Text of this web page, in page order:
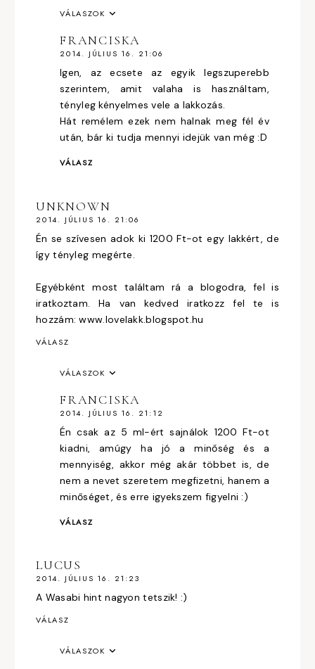
VÁLASZOK
FRANCISKA
2014. JÚLIUS 16. 21:06
Igen, az ecsete az egyik legszuperebb
szerintem, amit valaha is használtam,
tényleg kényelmes vele a lakkozás.
Hát remélem ezek nem halnak meg fél év
után, bár ki tudja mennyi idejük van még :D
VÁLASZ
UNKNOWN
2014. JÚLIUS 16. 21:06
Én se szívesen adok ki 1200 Ft-ot egy lakkért, de
így tényleg megérte.
Egyébként most találtam rá a blogodra, fel is
iratkoztam. Ha van kedved iratkozz fel te is
hozzám: www.lovelakk.blogspot.hu
VÁLASZ
VÁLASZOK
FRANCISKA
2014. JÚLIUS 16. 21:12
Én csak az 5 ml-ért sajnálok 1200 Ft-ot
kiadni, amúgy ha jó a minőség és a
mennyiség, akkor még akár többet is, de
nem a nevet szeretem megfizetni, hanem a
minőséget, és erre igyekszem figyelni :)
VÁLASZ
LUCUS
2014. JÚLIUS 16. 21:23
A Wasabi hint nagyon tetszik! :)
VÁLASZ
VÁLASZOK